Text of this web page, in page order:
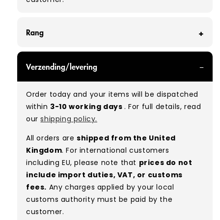
Rang
can expect items that are in good condition
with some marks, small holes, or tears. Most
marks can be removed with a wash. Available
at a discount compared to Grade A.
Verzending/levering
Order today and your items will be dispatched
within 3-10 working days. For full details, read
ourshipping policy.
All orders are shipped from the United
Kingdom. For international customers
including EU, please note that prices do not
include import duties, VAT, or customs
fees. Any charges applied by your local
customs authority must be paid by the
customer.